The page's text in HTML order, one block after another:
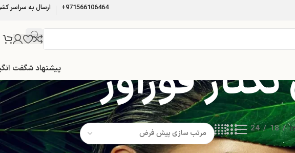
971566106464+ ارسال به سراسر
پیشنهاد شگفت فوراور
18
24